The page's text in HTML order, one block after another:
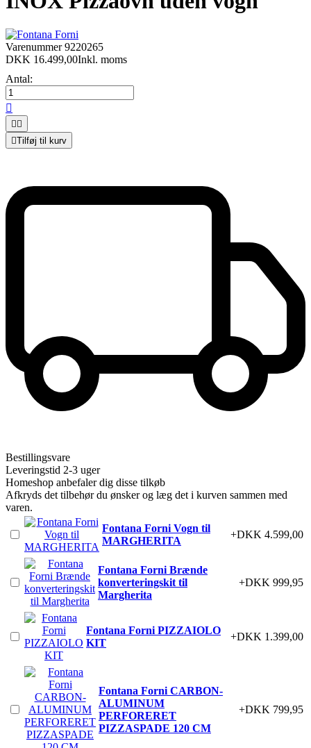
Varenummer9220265
DKK 16.499,00Inkl. moms
Antal:

 
Tilføj til kurv
Bestillingsvare
Leveringstid 2-3 uger
Homeshop anbefaler dig disse tilkøb
Afkryds det tilbehør du ønsker og læg det i kurven sammen med
varen.
Fontana Forni Vogn til
MARGHERITA
+DKK 4.599,00
Fontana Forni Brænde
konverteringskit til
Margherita
+DKK 999,95
Fontana Forni PIZZAIOLO
KIT
+DKK 1.399,00
Fontana Forni CARBON-
ALUMINUM
PERFORERET
PIZZASPADE 120 CM
+DKK 799,95